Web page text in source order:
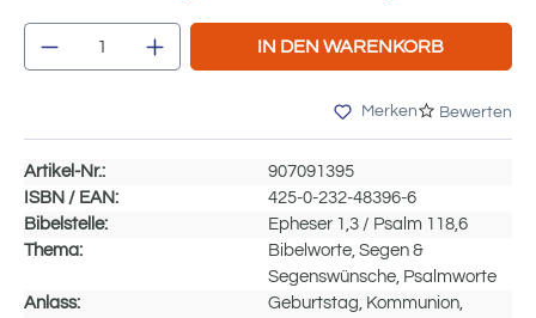
Produkt Anzahl: Gib den gewünschten
IN DEN WARENKORB
Merken Bewerten
Artikel-Nr.:
907091395
ISBN / EAN:
425-0-232-48396-6
Bibelstelle:
Epheser 1,3 / Psalm 118,6
Thema:
Bibelworte, Segen &
Segenswünsche, Psalmworte
Anlass:
Geburtstag, Kommunion,